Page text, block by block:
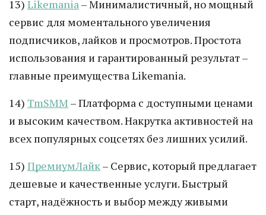
13) Likemania– Минималистичный, но мощный
сервис для моментального увеличения
подписчиков, лайков и просмотров. Простота
использования и гарантированный результат –
главные преимущества Likemania.
14) TmSMM – Платформа с доступными ценами
и высоким качеством. Накрутка активностей на
всех популярных соцсетях без лишних усилий.
15) ПремиумЛайк– Сервис, который предлагает
дешевые и качественные услуги. Быстрый
старт, надёжность и выбор между живыми